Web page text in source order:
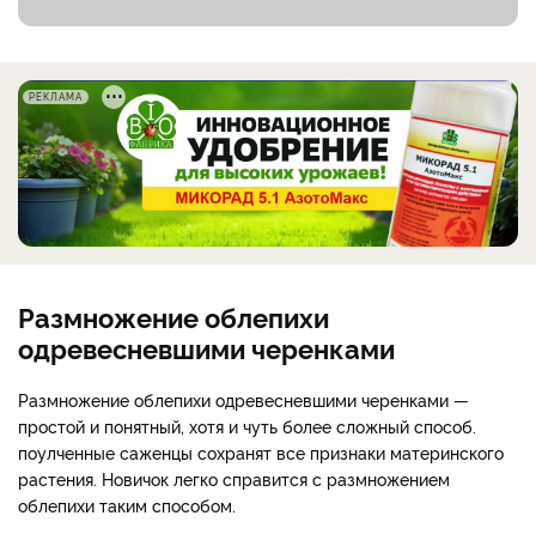
РЕКЛАМА
Размножение облепихи
одревесневшими черенками
Размножение облепихи одревесневшими черенками —
простой и понятный, хотя и чуть более сложный способ.
поулченные саженцы сохранят все признаки материнского
растения. Новичок легко справится с размножением
облепихи таким способом.